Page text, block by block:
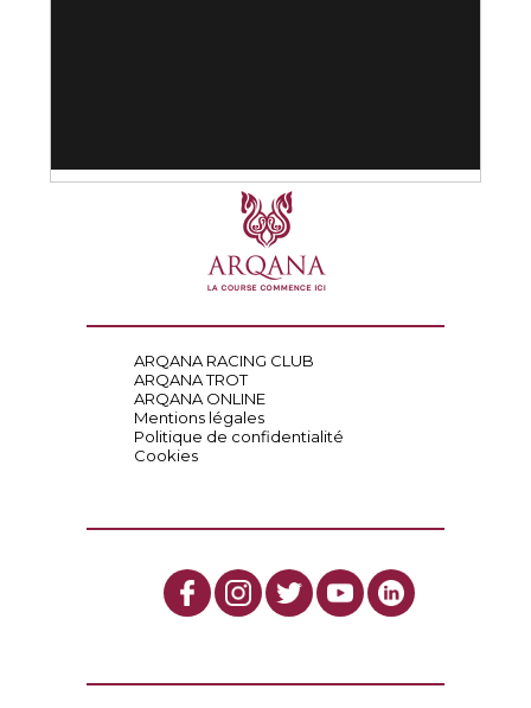
ARQANA RACING CLUB
ARQANA TROT
ARQANA ONLINE
Mentions légales
Politique de confidentialité
Cookies